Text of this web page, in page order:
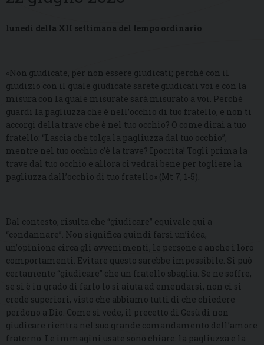
lunedì della XII settimana del tempo ordinario
«Non giudicate, per non essere giudicati; perché con il
giudizio con il quale giudicate sarete giudicati voi e con la
misura con la quale misurate sarà misurato a voi. Perché
guardi la pagliuzza che è nell’occhio di tuo fratello, e non ti
accorgi della trave che è nel tuo occhio? O come dirai a tuo
fratello: “Lascia che tolga la pagliuzza dal tuo occhio”,
mentre nel tuo occhio c’è la trave? Ipocrita! Togli prima la
trave dal tuo occhio e allora ci vedrai bene per togliere la
pagliuzza dall’occhio di tuo fratello» (Mt 7, 1-5).
Dal contesto, risulta che “giudicare” equivale qui a
“condannare”. Non significa quindi farsi un’idea,
un’opinione circa gli avvenimenti, le persone e anche i loro
comportamenti. Evitare questo sarebbe impossibile. Si può
certamente “giudicare” che un fratello sbaglia. Se ne soffre,
se si è in grado di farlo lo si aiuta ad emendarsi, non ci si
crede superiori, visto che abbiamo tutti di che chiedere
perdono a Dio. Come si vede, il precetto di Gesù di non
giudicare rientra nel suo grande comandamento dell’amore
fraterno. Le immagini usate sono chiare: la pagliuzza e la